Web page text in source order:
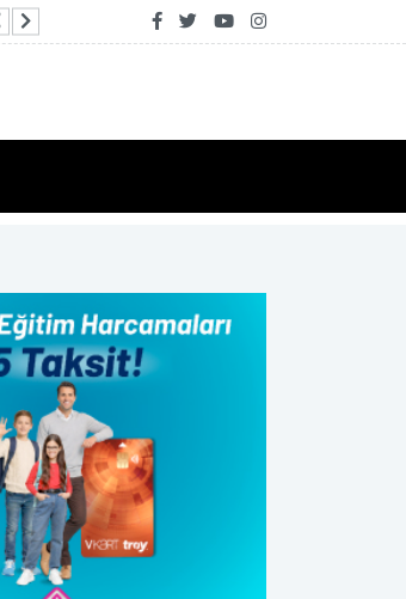
AFAD ile Gaziantep Büyükşehir Belediyesi